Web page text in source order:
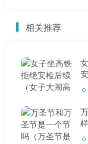
但总体来说
山大是鲁豫和
相关推荐